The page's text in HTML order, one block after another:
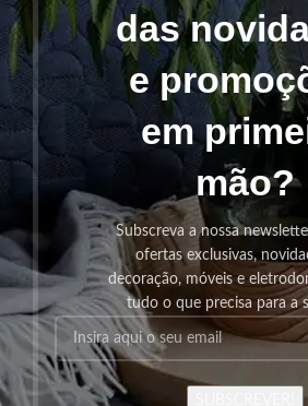
das
e
em
mão?
Subscreva a nossa
ofertas exclusivas,
decoração, móveis e
tudo o que precisa para a